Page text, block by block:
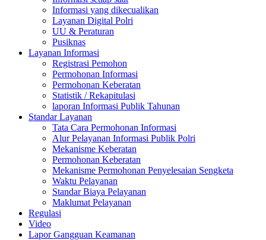
Informasi yang dikecualikan
Layanan Digital Polri
UU & Peraturan
Pusiknas
Layanan Informasi
Registrasi Pemohon
Permohonan Informasi
Permohonan Keberatan
Statistik / Rekapitulasi
laporan Informasi Publik Tahunan
Standar Layanan
Tata Cara Permohonan Informasi
Alur Pelayanan Informasi Publik Polri
Mekanisme Keberatan
Permohonan Keberatan
Mekanisme Permohonan Penyelesaian Sengketa
Waktu Pelayanan
Standar Biaya Pelayanan
Maklumat Pelayanan
Regulasi
Video
Lapor Gangguan Keamanan